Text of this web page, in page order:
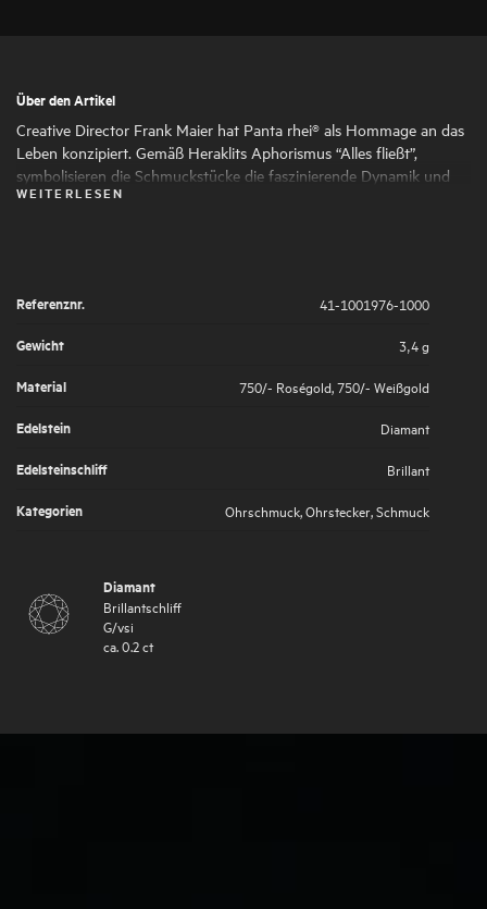
Über den Artikel
Creative Director Frank Maier hat Panta rhei® als Hommage an das
Leben konzipiert. Gemäß Heraklits Aphorismus “Alles fließt”,
symbolisieren die Schmuckstücke die faszinierende Dynamik und
den ständigen Wandel des Lebens. Runde und ovale Formen
des Lebens, die es wert sind, von uns gefeiert zu werden.
WEITERLESEN
Referenznr.
41-1001976-1000
Gewicht
3,4 g
Material
750/- Roségold 750/- Weißgold
Edelstein
Diamant
Edelsteinschliff
Brillant
Kategorien
Ohrschmuck Ohrstecker Schmuck
Diamant
Brillantschliff
G/vsi
ca. 0.2ct